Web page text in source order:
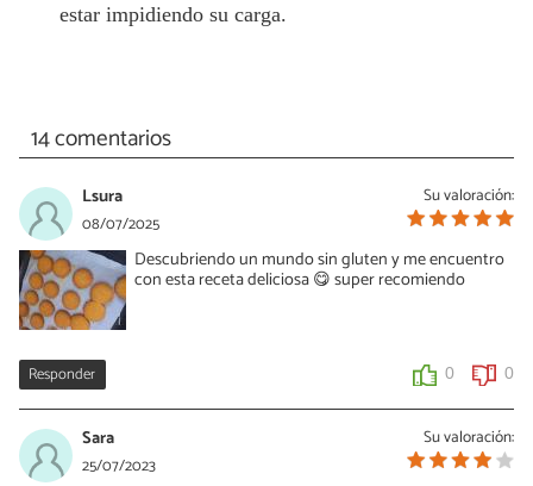
estar impidiendo su carga.
14 comentarios
Su valoración:
Lsura
08/07/2025
Descubriendo un mundo sin gluten y me encuentro
con esta receta deliciosa 😋 super recomiendo
Responder 0 0
Su valoración:
Sara
25/07/2023